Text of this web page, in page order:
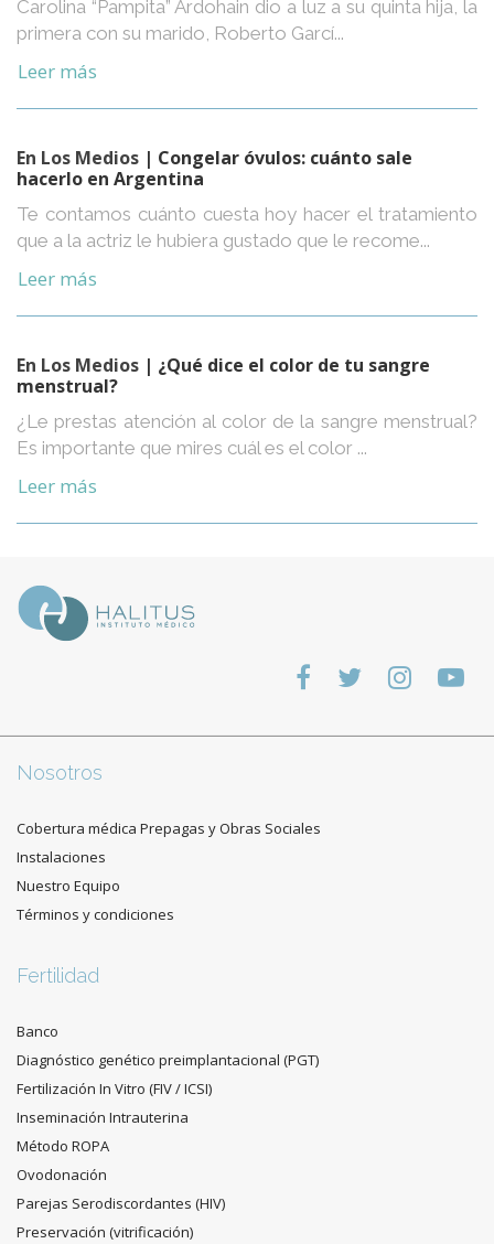
Carolina “Pampita” Ardohain dio a luz a su quinta hija, la
primera con su marido, Roberto Garcí...
Leer más
En Los Medios | Congelar óvulos: cuánto sale
hacerlo en Argentina
Te contamos cuánto cuesta hoy hacer el tratamiento
que a la actriz le hubiera gustado que le recome...
Leer más
En Los Medios | ¿Qué dice el color de tu sangre
menstrual?
¿Le prestas atención al color de la sangre menstrual?
Es importante que mires cuál es el color ...
Leer más
Nosotros
Cobertura médica Prepagas y Obras Sociales
Instalaciones
Nuestro Equipo
Términos y condiciones
Fertilidad
Banco
Diagnóstico genético preimplantacional (PGT)
Fertilización In Vitro (FIV / ICSI)
Inseminación Intrauterina
Método ROPA
Ovodonación
Parejas Serodiscordantes (HIV)
Preservación (vitrificación)